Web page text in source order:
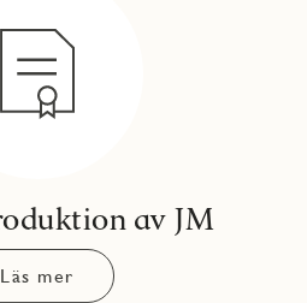
av JM
Läs mer